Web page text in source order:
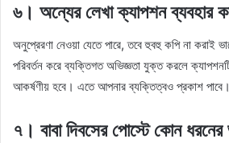
৬। অন্যের লেখা ক্যাপশন ব্যবহার
অনুপ্রেরণা নেওয়া যেতে পারে, তবে হুবহু কপি না করাই
পরিবর্তন করে ব্যক্তিগত অভিজ্ঞতা যুক্ত করলে
আকর্ষণীয় হবে। এতে আপনার ব্যক্তিত্বও প্রকাশ পাবে।
৭। বাবা দিবসের পোস্টে কোন ধরনের